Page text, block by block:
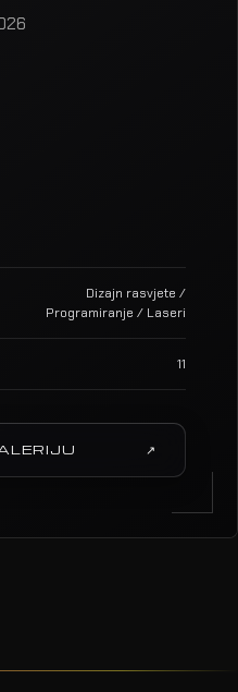
Dizajn rasvjete /
Programiranje / Laseri
11
↗